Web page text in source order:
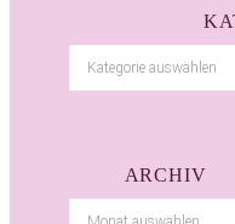
ARCHIV